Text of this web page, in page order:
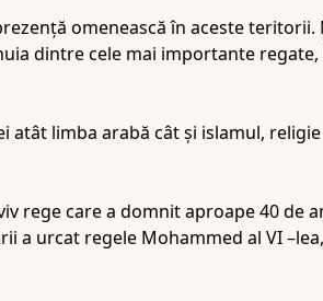
omenească în aceste
dintre cele mai importante regate,
atât limba arabă cât şi islamul,
rege care a domnit aproape 40 de
a urcat regele Mohammed al VI